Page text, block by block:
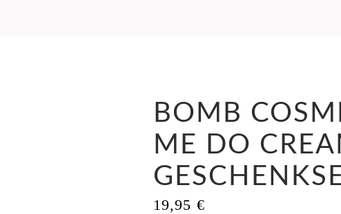
BOMB
ME DO
19,95 €